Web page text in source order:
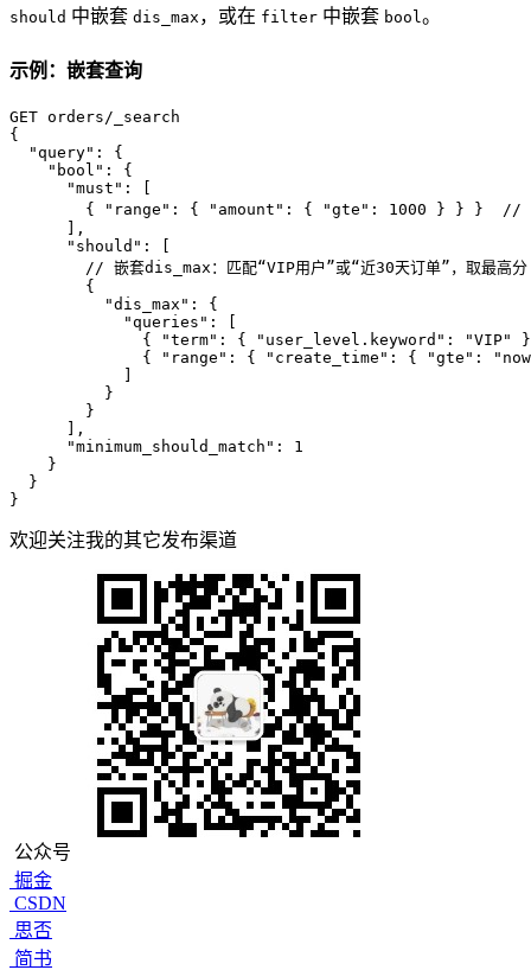
should 中嵌套 dis_max ，或在 filter 中嵌套 bool。
示例：嵌套查询
{
"query" :
{
"bool" :
{
"must" :
{
"range" : { "amount" : { "gte" : 1000 } } }
//
,
"should" :
// 嵌套dis_max：匹配“VIP用户”或“近30天订单”，取最高分
{
"dis_max" :
{
"queries" :
{
"term" : { "user_level.keyword" : "VIP"
}
{
"range" : { "create_time" : { "gte" :
}
}
,
"minimum_should_match" :
1
}
}
}
欢迎关注我的其它发布渠道
公众号
掘金
CSDN
思否
简书